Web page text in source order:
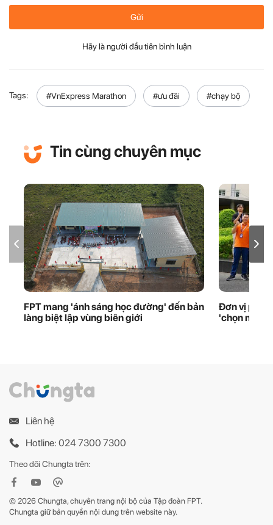
Gửi
Hãy là người đầu tiên bình luận
Tags: #VnExpress Marathon #ưu đãi #chạy bộ
Tin cùng chuyên mục
FPT mang 'ánh sáng học đường' đến bản
làng biệt lập vùng biên giới
Đơn vị
'chọn mặt
Liên hệ
Hotline: 024 7300 7300
Theo dõi Chungta trên:
© 2026 Chungta, chuyên trang nội bộ của Tập đoàn FPT.
Chungta giữ bản quyền nội dung trên website này.